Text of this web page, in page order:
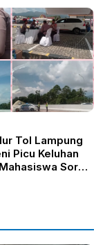
Tol Lampung
Picu Keluhan
Soroti